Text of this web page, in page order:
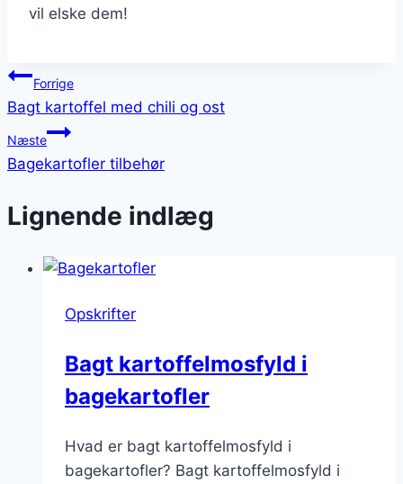
vil elske dem!
Indlægsnavigation
Forrige
Bagt kartoffel med chili og ost
Næste
Bagekartofler tilbehør
Lignende indlæg
Opskrifter
Bagt kartoffelmosfyld i
bagekartofler
Hvad er bagt kartoffelmosfyld i
bagekartofler? Bagt kartoffelmosfyld i